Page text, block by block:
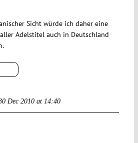
Sicht würde ich daher eine
Adelstitel auch in Deutschland
Dec 2010 at 14:40